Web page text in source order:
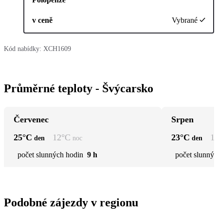
v ceně Vybrané
Kód nabídky: XCH1609
Průměrné teploty - Švýcarsko
Červenec
25°C den 12°C noc
počet slunných hodin 9 h
Srpen
23°C den
počet
Podobné zájezdy v regionu